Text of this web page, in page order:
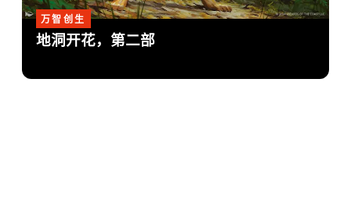
万智创生
地洞开花，第二部